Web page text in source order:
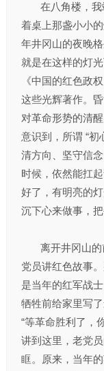
在八角楼，我
着桌上那盏小小
年井冈山的夜晚
就是在这样的灯
《中国的红色政
这些光辉著作。
对革命形势的清
意识到，所谓 “初
清方向、坚守信
时候，依然能扛
好了，有明亮的
沉下心来做事，
离开井冈山的
党员讲红色故事
是当年的红军战
牺牲前给家里写
“等革命胜利了，
讲到这里，老党
眶。原来，当年